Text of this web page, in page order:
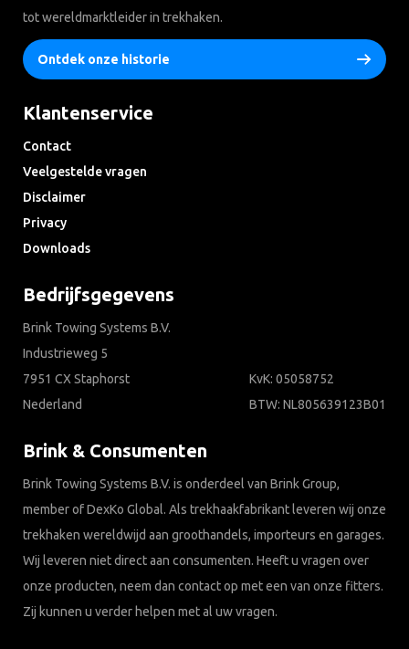
tot wereldmarktleider in trekhaken.
Ontdek onze historie
Klantenservice
Contact
Veelgestelde vragen
Disclaimer
Privacy
Downloads
Bedrijfsgegevens
Brink Towing Systems B.V.
Industrieweg 5
7951 CX Staphorst
Nederland
KvK: 05058752
BTW: NL805639123B01
Brink & Consumenten
Brink Towing Systems B.V. is onderdeel van Brink Group,
member of DexKo Global. Als trekhaakfabrikant leveren wij onze
trekhaken wereldwijd aan groothandels, importeurs en garages.
Wij leveren niet direct aan consumenten. Heeft u vragen over
onze producten, neem dan contact op met een van onze fitters.
Zij kunnen u verder helpen met al uw vragen.